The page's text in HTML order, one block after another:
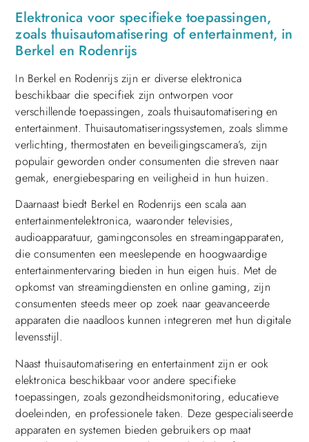
Elektronica voor specifieke toepassingen,
zoals thuisautomatisering of entertainment, in
Berkel en Rodenrijs
In Berkel en Rodenrijs zijn er diverse elektronica
beschikbaar die specifiek zijn ontworpen voor
verschillende toepassingen, zoals thuisautomatisering en
entertainment. Thuisautomatiseringssystemen, zoals slimme
verlichting, thermostaten en beveiligingscamera’s, zijn
populair geworden onder consumenten die streven naar
gemak, energiebesparing en veiligheid in hun huizen.
Daarnaast biedt Berkel en Rodenrijs een scala aan
entertainmentelektronica, waaronder televisies,
audioapparatuur, gamingconsoles en streamingapparaten,
die consumenten een meeslepende en hoogwaardige
entertainmentervaring bieden in hun eigen huis. Met de
opkomst van streamingdiensten en online gaming, zijn
consumenten steeds meer op zoek naar geavanceerde
apparaten die naadloos kunnen integreren met hun digitale
levensstijl.
Naast thuisautomatisering en entertainment zijn er ook
elektronica beschikbaar voor andere specifieke
toepassingen, zoals gezondheidsmonitoring, educatieve
doeleinden, en professionele taken. Deze gespecialiseerde
apparaten en systemen bieden gebruikers op maat